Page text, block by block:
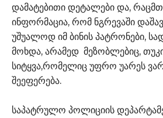
დამატებითი დეტალები და,
ინფორმაცია, რომ ნგრევაში
უშუალოდ იმ ბინის პატრონები,
მოხდა, არამედ მეზობლებიც,
სიტყვა,რომელიც უფრო უარეს
შეეფერება.
საპატრულო პოლიციის